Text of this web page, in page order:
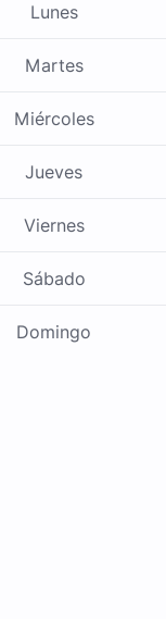
Lunes
Martes
Miércoles
Jueves
Viernes
Sábado
Domingo